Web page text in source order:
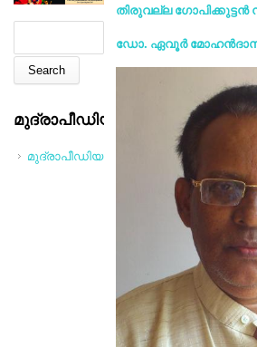
തിരുവല്ല ഗോപിക്കുട്ടൻ
ഡോ. ഏവൂർ
മുദ്രാപീഡിയ
മുദ്രാപീഡിയ